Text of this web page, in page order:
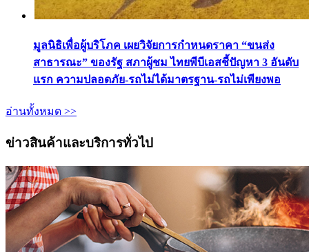
มูลนิธิเพื่อผู้บริโภค เผยวิจัยการกำหนดราคา “ขนส่ง
สาธารณะ” ของรัฐ สภาผู้ชม ไทยพีบีเอสชี้ปัญหา 3 อันดับ
แรก ความปลอดภัย-รถไม่ได้มาตรฐาน-รถไม่เพียงพอ
อ่านทั้งหมด >>
ข่าวสินค้าและบริการทั่วไป